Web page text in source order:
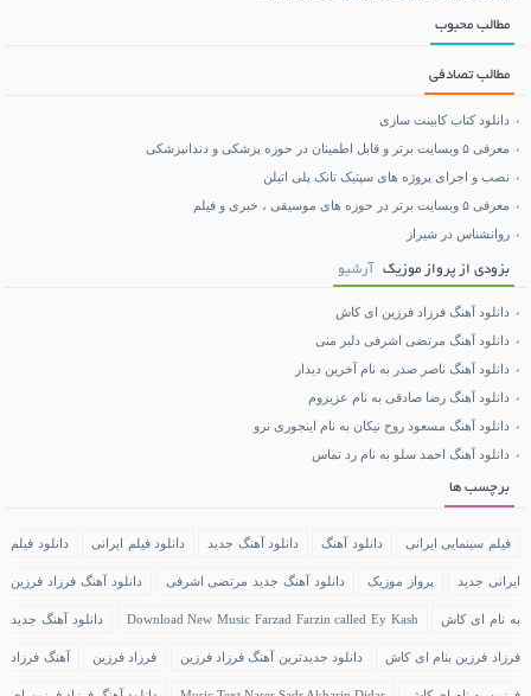
مطالب محبوب
مطالب تصادفی
دانلود کتاب کابینت سازی
معرفی ۵ وبسایت برتر و قابل اطمینان در حوزه پزشکی و دندانپزشکی
نصب و اجرای پروژه های سپتیک تانک پلی اتیلن
معرفی ۵ وبسایت برتر در حوزه های موسیقی ، خبری و فیلم
روانشناس در شیراز
بزودی از پرواز موزیک آرشیو
دانلود آهنگ فرزاد فرزین ای کاش
دانلود آهنگ مرتضی اشرفی دلبر منی
دانلود آهنگ ناصر صدر به نام آخرین دیدار
دانلود آهنگ رضا صادقی به نام عزیزوم
دانلود آهنگ مسعود روح نیکان به نام اینجوری نرو
دانلود آهنگ احمد سلو به نام رد تماس
برچسب ها
فیلم سینمایی ایرانی دانلود آهنگ دانلود آهنگ جدید دانلود فیلم ایرانی دانلود فیلم
ایرانی جدید پرواز موزیک دانلود آهنگ جدید مرتضی اشرفی دانلود آهنگ فرزاد فرزین
به نام ای کاش Download New Music Farzad Farzin called Ey Kash دانلود آهنگ جدید
فرزاد فرزین بنام ای کاش دانلود جدیدترین آهنگ فرزاد فرزین فرزاد فرزین آهنگ فرزاد